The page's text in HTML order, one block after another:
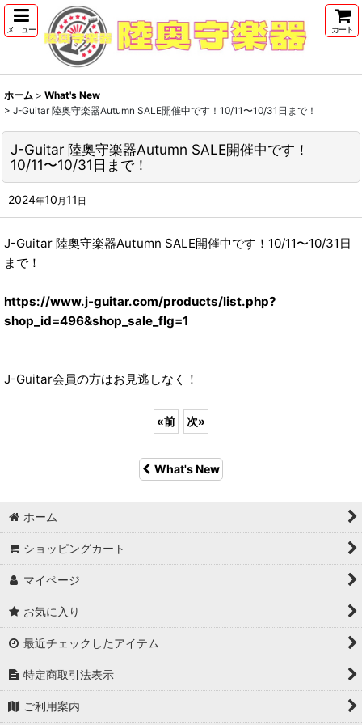
メニュー カート
ホーム > What's New
> J-Guitar 陸奥守楽器Autumn SALE開催中です！10/11〜10/31日まで！
J-Guitar 陸奥守楽器Autumn SALE開催中です！
10/11〜10/31日まで！
2024年10 月11 日
J-Guitar 陸奥守楽器Autumn SALE開催中です！10/11〜10/31日
まで！
https://www.j-guitar.com/products/list.php?
shop_id=496&shop_sale_flg=1
J-Guitar会員の方はお見逃しなく！
«前 次»
What's New
ホーム
ショッピングカート
マイページ
お気に入り
最近チェックしたアイテム
特定商取引法表示
ご利用案内